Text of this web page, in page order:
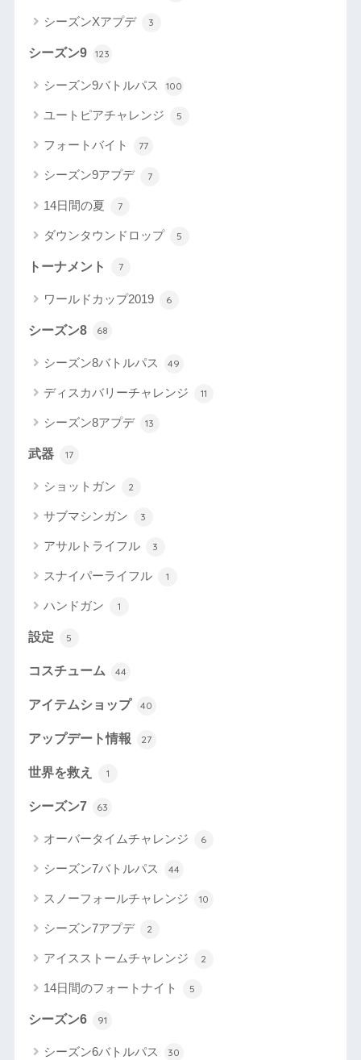
シーズンXアプデ 3
シーズン9 123
シーズン9バトルパス 100
ユートピアチャレンジ 5
フォートバイト 77
シーズン9アプデ 7
14日間の夏 7
ダウンタウンドロップ 5
トーナメント 7
ワールドカップ2019 6
シーズン8 68
シーズン8バトルパス 49
ディスカバリーチャレンジ 11
シーズン8アプデ 13
武器 17
ショットガン 2
サブマシンガン 3
アサルトライフル 3
スナイパーライフル 1
ハンドガン 1
設定 5
コスチューム 44
アイテムショップ 40
アップデート情報 27
世界を救え 1
シーズン7 63
オーバータイムチャレンジ 6
シーズン7バトルパス 44
スノーフォールチャレンジ 10
シーズン7アプデ 2
アイスストームチャレンジ 2
14日間のフォートナイト 5
シーズン6 91
シーズン6バトルパス 30